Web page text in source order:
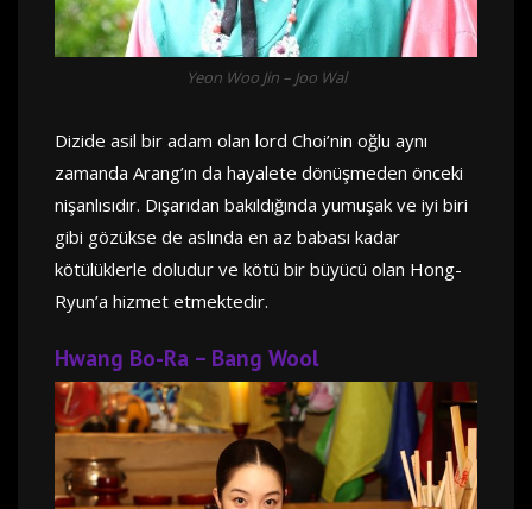
Yeon Woo Jin – Joo Wal
Dizide asil bir adam olan lord Choi’nin oğlu aynı
zamanda Arang’ın da hayalete dönüşmeden önceki
nişanlısıdır. Dışarıdan bakıldığında yumuşak ve iyi biri
gibi gözükse de aslında en az babası kadar
kötülüklerle doludur ve kötü bir büyücü olan Hong-
Ryun’a hizmet etmektedir.
Hwang Bo-Ra – Bang Wool